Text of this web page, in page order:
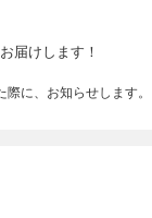
届けします！
に、お知らせします。